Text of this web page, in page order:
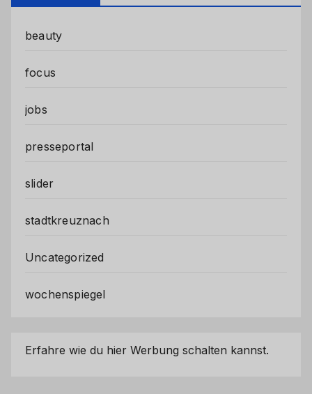
beauty
focus
jobs
presseportal
slider
stadtkreuznach
Uncategorized
wochenspiegel
Erfahre wie du hier Werbung schalten kannst.